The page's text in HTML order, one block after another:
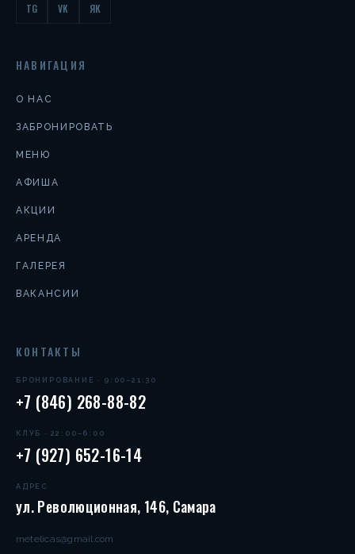
TG VK ЯК
НАВИГАЦИЯ
О НАС
ЗАБРОНИРОВАТЬ
МЕНЮ
АФИША
АКЦИИ
АРЕНДА
ГАЛЕРЕЯ
ВАКАНСИИ
КОНТАКТЫ
БРОНИРОВАНИЕ · 9:00–21:30
+7 (846) 268-88-82
КЛУБ · 22:00–6:00
+7 (927) 652-16-14
АДРЕС
ул. Революционная, 146, Самара
metelicas@gmail.com